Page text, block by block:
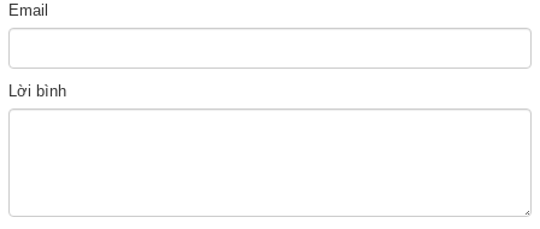
Email
Lời bình